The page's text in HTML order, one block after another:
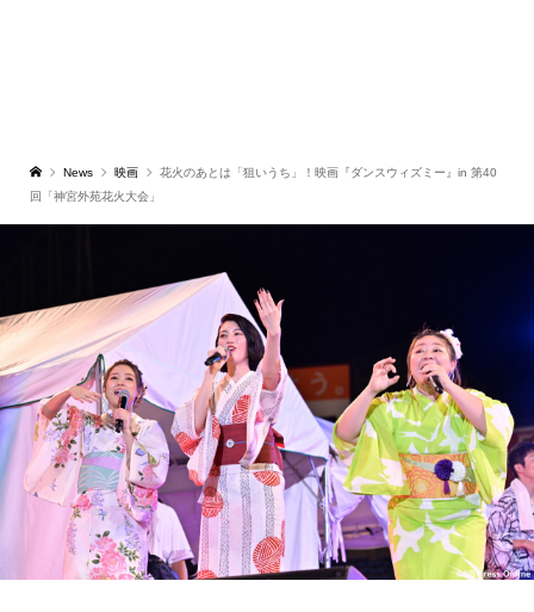
News 映画
花火のあとは「狙いうち」！映画『ダンスウィズミー』in 第40
回「神宮外苑花火大会」